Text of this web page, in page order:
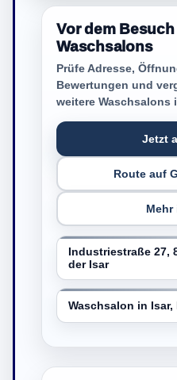
Vor dem
Waschsalons
Prüfe Adresse,
Bewertungen und
weitere Waschsalons
Jetzt
Route auf
Mehr
Industriestraße 27,
der Isar
Waschsalon in Isar,